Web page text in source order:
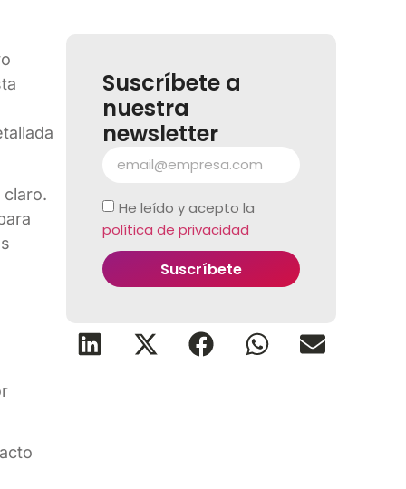
Suscríbete a
nuestra
newsletter
He leído y acepto la
política de privacidad
Suscríbete